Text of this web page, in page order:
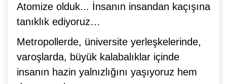
Atomize olduk... İnsanın insandan kaçışına
tanıklık ediyoruz…
Metropollerde, üniversite yerleşkelerinde,
varoşlarda, büyük kalabalıklar içinde
insanın hazin yalnızlığını yaşıyoruz hem